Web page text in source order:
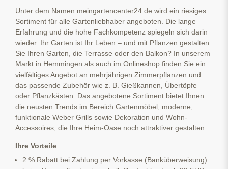
Unter dem Namen meingartencenter24.de wird ein riesiges
Sortiment für alle Gartenliebhaber angeboten. Die lange
Erfahrung und die hohe Fachkompetenz spiegeln sich darin
wieder. Ihr Garten ist Ihr Leben – und mit Pflanzen gestalten
Sie Ihren Garten, die Terrasse oder den Balkon? In unserem
Markt in Hemmingen als auch im Onlineshop finden Sie ein
vielfältiges Angebot an mehrjährigen Zimmerpflanzen und
das passende Zubehör wie z. B. Gießkannen, Übertöpfe
oder Pflanzkästen. Das angebotene Sortiment bietet Ihnen
die neusten Trends im Bereich Gartenmöbel, moderne,
funktionale Weber Grills sowie Dekoration und Wohn-
Accessoires, die Ihre Heim-Oase noch attraktiver gestalten.
Ihre Vorteile
2 % Rabatt bei Zahlung per Vorkasse (Banküberweisung)